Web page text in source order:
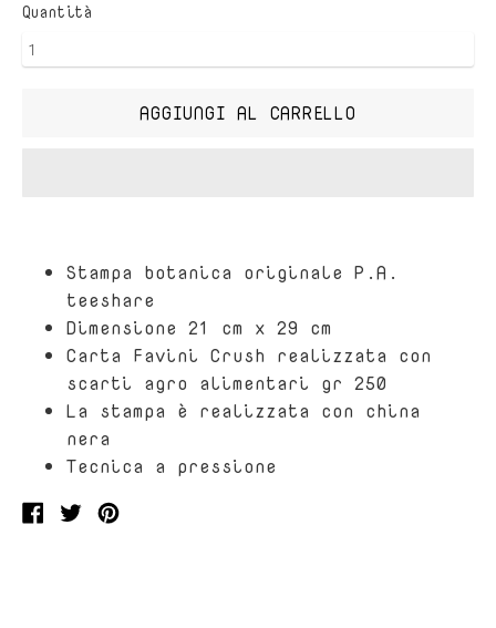
Quantità
AGGIUNGI AL CARRELLO
Stampa botanica originale P.A.
teeshare
Dimensione 21 cm x 29 cm
Carta Favini Crush realizzata con
scarti agro alimentari gr 250
La stampa è realizzata con china
nera
Tecnica a pressione